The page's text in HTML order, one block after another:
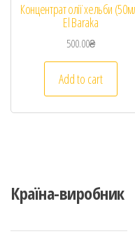
Концентрат олії хельби
El Baraka
500.00₴
Add to cart
Країна-виробник